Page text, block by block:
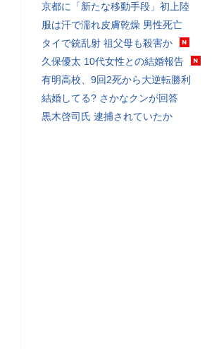
京都に「新たな移動手段」初上陸
服は汗で濡れ皮膚乾燥 男性死亡
タイで銃乱射 祖父母も殺害か
久保優太 10代女性との結婚報告
有明高校、9回2死から大逆転勝利
結婚してる? さかなクンが回答
黒木啓司氏 逮捕されていたか